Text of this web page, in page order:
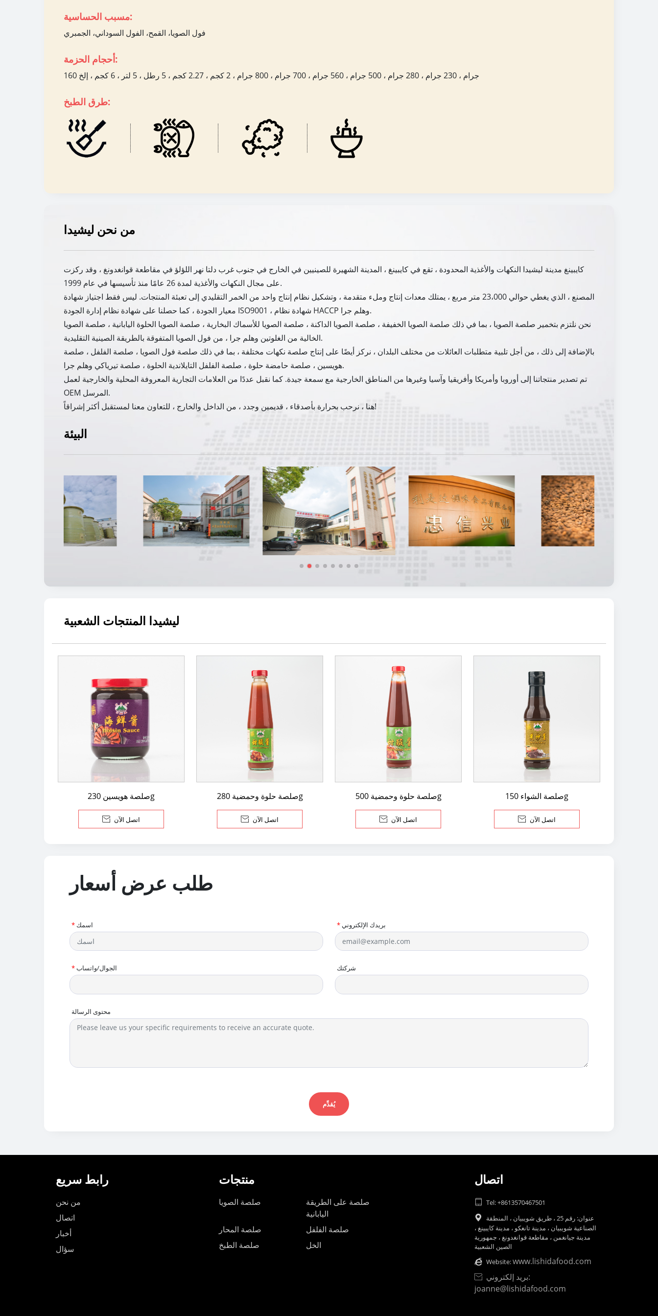
مسبب الحساسية:
فول الصويا، القمح، الفول السوداني، الجمبري
أحجام الحزمة:
160 جرام ، 230 جرام ، 280 جرام ، 500 جرام ، 560 جرام ، 700 جرام ، 800 جرام ، 2 كجم ، 2.27 كجم ، 5 رطل ، 5 لتر ، 6 كجم ، إلخ
طرق الطبخ:
من نحن ليشيدا
كايبينغ مدينة ليشيدا النكهات والأغذية المحدودة ، تقع في كايبينغ ، المدينة الشهيرة للصينيين في الخارج في جنوب غرب دلتا نهر اللؤلؤ في مقاطعة قوانغدونغ ، وقد ركزت
على مجال النكهات والأغذية لمدة 26 عامًا منذ تأسيسها في عام 1999.
المصنع ، الذي يغطي حوالي 23،000 متر مربع ، يمتلك معدات إنتاج وملء متقدمة ، وتشكيل نظام إنتاج واحد من الخمر التقليدي إلى تعبئة المنتجات. ليس فقط اجتياز شهادة
معيار الجودة ، كما حصلنا على شهادة نظام إدارة الجودة ISO9001 ، شهادة نظام HACCP وهلم جرا.
نحن نلتزم بتخمير صلصة الصويا ، بما في ذلك صلصة الصويا الخفيفة ، صلصة الصويا الداكنة ، صلصة الصويا للأسماك البخارية ، صلصة الصويا الحلوة اليابانية ، صلصة الصويا
الخالية من الغلوتين وهلم جرا ، من فول الصويا المتفوقة بالطريقة الصينية التقليدية.
بالإضافة إلى ذلك ، من أجل تلبية متطلبات العائلات من مختلف البلدان ، نركز أيضًا على إنتاج صلصة نكهات مختلفة ، بما في ذلك صلصة فول الصويا ، صلصة الفلفل ، صلصة
هويسين ، صلصة حامضة حلوة ، صلصة الفلفل التايلاندية الحلوة ، صلصة تيرياكي وهلم جرا.
تم تصدير منتجاتنا إلى أوروبا وأمريكا وأفريقيا وآسيا وغيرها من المناطق الخارجية مع سمعة جيدة. كما نقبل عددًا من العلامات التجارية المعروفة المحلية والخارجية لعمل
OEM المرسل.
هنا ، نرحب بحرارة بأصدقاء ، قديمين وجدد ، من الداخل والخارج ، للتعاون معنا لمستقبل أكثر إشراقاً!
البيئة
ليشيدا المنتجات الشعبية
صلصة هويسين 230g
 اتصل الآن
صلصة حلوة وحمضية 280g
 اتصل الآن
صلصة حلوة وحمضية 500g
 اتصل الآن
صلصة الشواء 150g
 اتصل الآن
طلب عرض أسعار
* اسمك * بريدك الإلكتروني
*الجوال/واتساب شركتك
محتوى الرسالة
يُقدِّم
رابط سريع
من نحن
اتصال
أخبار
سؤال
منتجات
صلصة الصويا
صلصة على الطريقة
اليابانية
صلصة المحار
صلصة الفلفل
صلصة الطبخ
الخل
اتصال
 Tel: +8613570467501

عنوان: رقم 25 ، طريق شويبيان ، المنطقة
الصناعية شويبيان ، مدينة تانغكو ، مدينة كايبينغ ،
مدينة جيانغمن ، مقاطعة قوانغدونغ ، جمهورية
الصين الشعبية
 Website:www.lishidafood.com
 بريد إلكتروني:
joanne@lishidafood.com